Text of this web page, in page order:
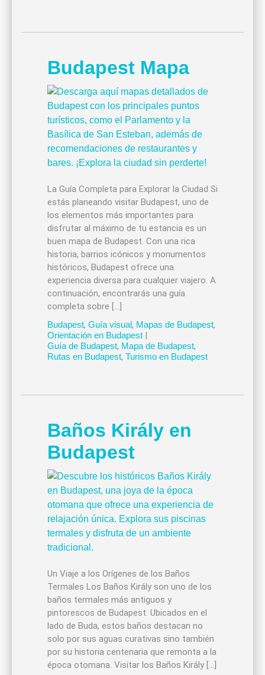
Budapest Mapa
La Guía Completa para Explorar la Ciudad Si
estás planeando visitar Budapest, uno de
los elementos más importantes para
disfrutar al máximo de tu estancia es un
buen mapa de Budapest. Con una rica
historia, barrios icónicos y monumentos
históricos, Budapest ofrece una
experiencia diversa para cualquier viajero. A
continuación, encontrarás una guía
completa sobre […]
Budapest, Guía visual, Mapas de Budapest,
Orientación en Budapest|
Guía de Budapest, Mapa de Budapest,
Rutas en Budapest, Turismo en Budapest
Baños Király en
Budapest
Un Viaje a los Orígenes de los Baños
Termales Los Baños Király son uno de los
baños termales más antiguos y
pintorescos de Budapest. Ubicados en el
lado de Buda, estos baños destacan no
solo por sus aguas curativas sino también
por su historia centenaria que remonta a la
época otomana. Visitar los Baños Király […]